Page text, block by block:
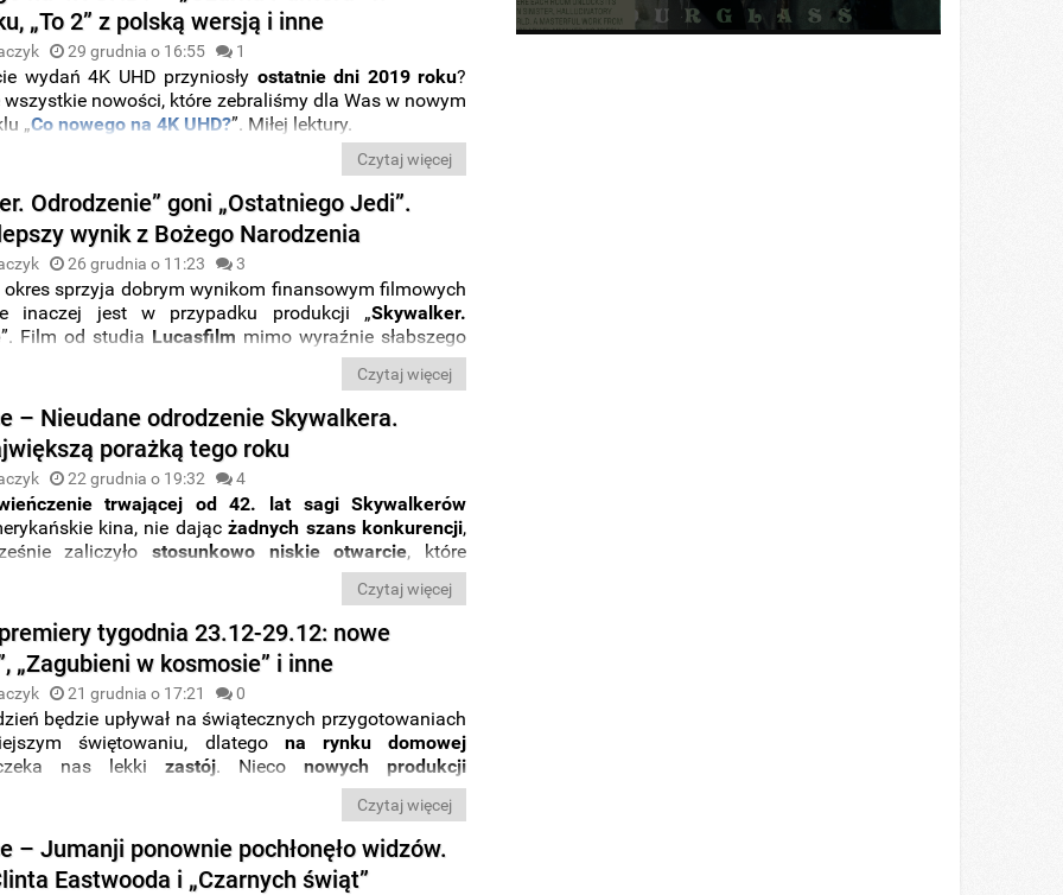
„To 2” z polską wersją i inne
29 grudnia o 16:55 1
wydań 4K UHD przyniosły ostatnie dni 2019 roku?
nowości, które zebraliśmy dla Was w nowym
„Co nowego na 4K UHD?”. Miłej lektury.
Czytaj więcej
Odrodzenie” goni „Ostatniego Jedi”.
wynik z Bożego Narodzenia
26 grudnia o 11:23 3
sprzyja dobrym wynikom finansowym filmowych
inaczej jest w przypadku produkcji „Skywalker.
”. Film od studia Lucasfilm mimo wyraźnie słabszego
się już do wyniku, który osiągał w tym samym
Czytaj więcej
– Nieudane odrodzenie Skywalkera.
porażką tego roku
22 grudnia o 19:32 4
trwającej od 42. lat sagi Skywalkerów
kina, nie dającżadnych szans konkurencji,
zaliczyłostosunkowo niskie otwarcie, które
. Przy problemach
musical „Koty” pogrążył się już w
, „słabe” otwarcie filmu „Skywalker.
” jest jednak tylko małympotknięciem.
Czytaj więcej
tygodnia 23.12-29.12: nowe
„Zagubieni w kosmosie” i inne
21 grudnia o 17:21 0
będzie upływał na świątecznych przygotowaniach
świętowaniu, dlatego na rynku domowej
nas lekkizastój. Nieconowych produkcji
Netflix i HBO GO, a przede
kalendarz premierna
do 29 grudnia?
Przekonajcie się w nowej odsłonie
premiery tygodnia”.
Czytaj więcej
– Jumanji ponownie pochłonęło widzów.
Eastwooda i „Czarnych świąt”